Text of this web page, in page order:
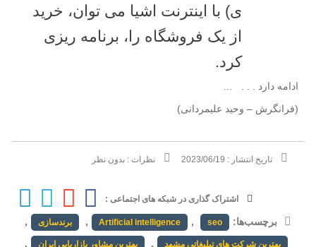
ی) با اینترنت اشیا می توان، خرید
از یک فروشگاه را، برنامه ریزی
کرد.
ادامه دارد . . . …
(فرانگرش – وحید علیمردانی)
تاریخ انتشار : 2023/06/19 نظرات : بدون نظر
اشتراک گذاری در شبکه های اجتماعی :
برچسب‌ها: Artificial intelligence , seo
, برندسازی ,
بهترین شرکت های تبلیغاتی مشهد , بهترین مشاور بازاریابی ایران ,